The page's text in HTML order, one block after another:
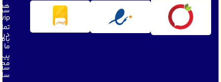
vip
ما
باما